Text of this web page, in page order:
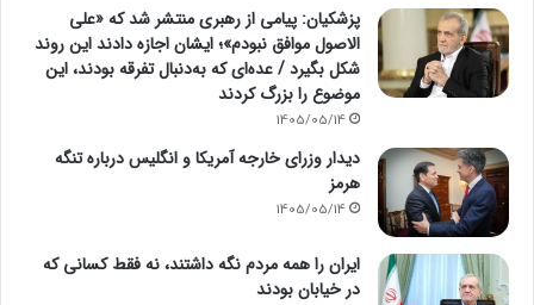
پزشکیان: پیامی از رهبری منتشر شد که «علی
الاصول موافق نبودم»؛ ایشان اجازه دادند این روند
شکل بگیرد / عده‌ای که به‌دنبال تفرقه بودند، این
موضوع را بزرگ کردند
1405/05/14
دیدار وزرای خارجه آمریکا و انگلیس درباره تنگه
هرمز
1405/05/14
ایران را همه مردم نگه داشتند، نه فقط کسانی که
در خیابان بودند